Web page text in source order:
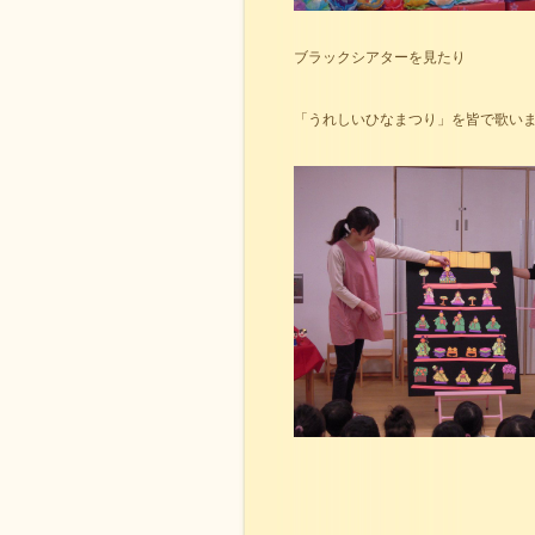
ブラックシアターを見たり
「うれしいひなまつり」を皆で歌い